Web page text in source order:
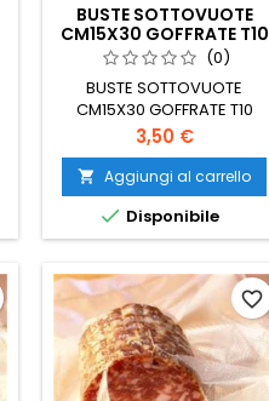
BUSTE SOTTOVUOTE
CM15X30 GOFFRATE T10
(CONF.50PZ)
(0)
BUSTE SOTTOVUOTE
CM15X30 GOFFRATE T10
(CONF.50PZ)
Prezzo
3,50 €
 Aggiungi al carrello
 Disponibile
favorite_border